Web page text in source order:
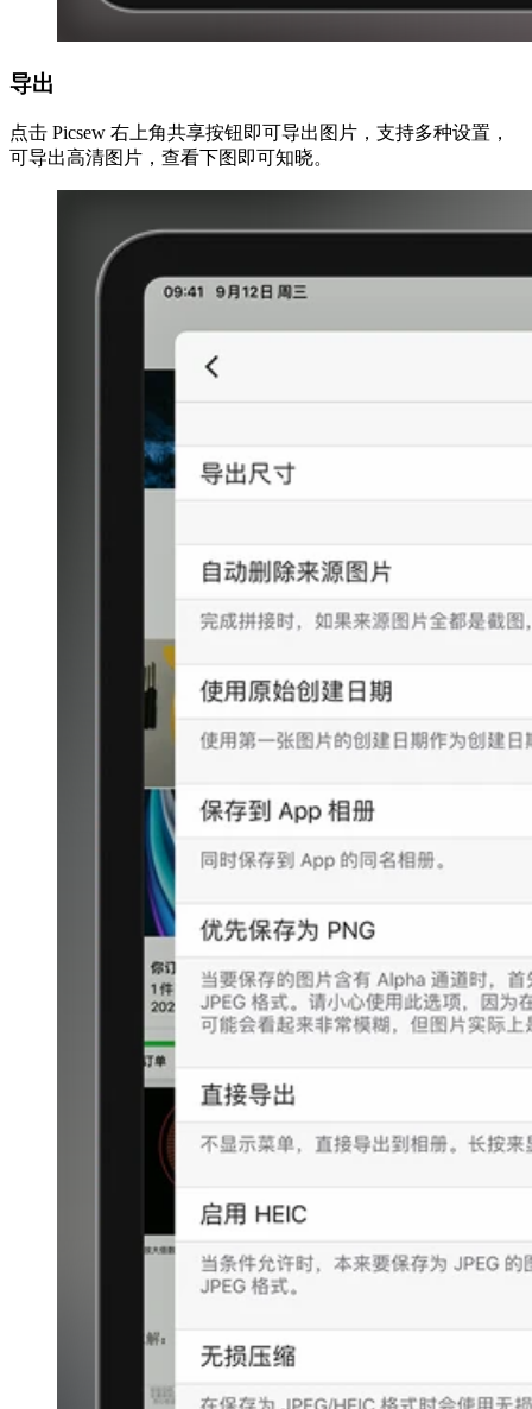
导出
点击 Picsew 右上角共享按钮即可导出图片，支持多种设置，
可导出高清图片，查看下图即可知晓。